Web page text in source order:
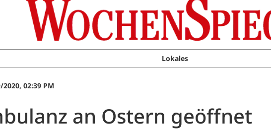
Lokales
02:39 PM
an Ostern geöffnet